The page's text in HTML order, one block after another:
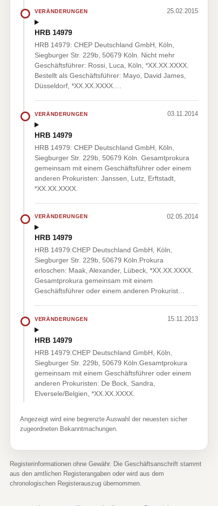
VERÄNDERUNGEN 25.02.2015
HRB 14979
HRB 14979: CHEP Deutschland GmbH, Köln,
Siegburger Str. 229b, 50679 Köln. Nicht mehr
Geschäftsführer: Rossi, Luca, Köln, *XX.XX.XXXX.
Bestellt als Geschäftsführer: Mayo, David James,
Düsseldorf, *XX.XX.XXXX.…
VERÄNDERUNGEN 03.11.2014
HRB 14979
HRB 14979: CHEP Deutschland GmbH, Köln,
Siegburger Str. 229b, 50679 Köln. Gesamtprokura
gemeinsam mit einem Geschäftsführer oder einem
anderen Prokuristen: Janssen, Lutz, Erftstadt,
*XX.XX.XXXX.
VERÄNDERUNGEN 02.05.2014
HRB 14979
HRB 14979:CHEP Deutschland GmbH, Köln,
Siegburger Str. 229b, 50679 Köln.Prokura
erloschen: Maak, Alexander, Lübeck, *XX.XX.XXXX.
Gesamtprokura gemeinsam mit einem
Geschäftsführer oder einem anderen Prokurist…
VERÄNDERUNGEN 15.11.2013
HRB 14979
HRB 14979:CHEP Deutschland GmbH, Köln,
Siegburger Str. 229b, 50679 Köln.Gesamtprokura
gemeinsam mit einem Geschäftsführer oder einem
anderen Prokuristen: De Bock, Sandra,
Elversele/Belgien, *XX.XX.XXXX.
Angezeigt wird eine begrenzte Auswahl der neuesten sicher
zugeordneten Bekanntmachungen.
Registerinformationen ohne Gewähr. Die Geschäftsanschrift stammt
aus den amtlichen Registerangaben oder wird aus dem
chronologischen Registerauszug übernommen.